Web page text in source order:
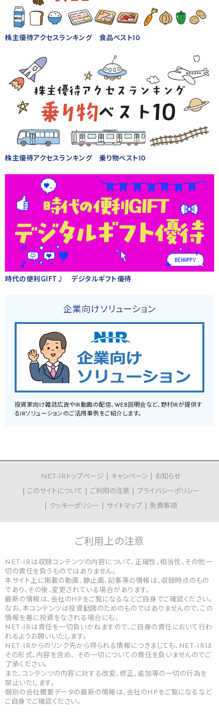
株主優待アクセスランキング 食品ベスト10
株主優待アクセスランキング 乗り物ベスト10
時代の便利GIFT♪ デジタルギフト優待
企業向けソリューション
投資家向け雑誌広告やIR動画の配信、WEB説明会など、野村IRが提供す
るIRソリューションのご活用事例をご紹介します。
NET-IRトップページ キャンペーン
お知らせ
このサイトについて
ご利用の注意
プライバシーポリシー
クッキーポリシー
サイトマップ 免責事項
ご利用上の注意
NET-IRは収録コンテンツの内容について、正確性、相当性、その他一
切の責任を負うものではありません。
本サイト上に掲載の動画、静止画、記事等の情報は、収録時点のもの
であり、その後、変更されている場合があります。
最新の情報は、会社のHPをご覧になるなどご自身でご確認ください。
なお、本コンテンツは投資勧誘のためのものではありませんので、この
情報を基に投資をなされる場合にも、
NET-IRは責任を一切負いかねますので、ご自身の責任において行わ
れるようお願いいたします。
NET-IRからのリンク先から得られる情報につきましても、NET-IRは
その形式、内容を含め、 その一切についての責任を負いませんのでご
了承ください。
また、コンテンツの内容に対する改変、修正、追加等の一切の行為を
禁止いたします。
個別の会社概要データの最新の情報は、会社のHPをご覧になるなど
ご自身でご確認ください。